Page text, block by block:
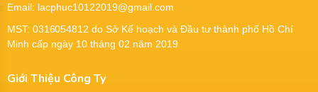
Email: lacphuc10122019@gmail.com
MST: 0316054812 do Sở Kế hoạch và Đầu tư thành phố Hồ Chí
Minh cấp ngày 10 tháng 02 năm 2019
Giới Thiệu Công Ty